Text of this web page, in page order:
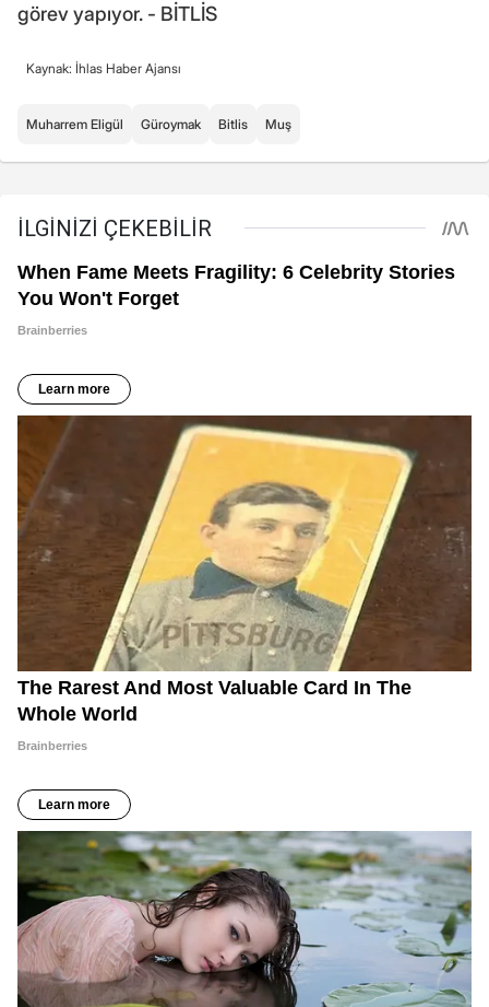
görev yapıyor. - BİTLİS
Kaynak: İhlas Haber Ajansı
Muharrem Eligül Güroymak Bitlis Muş